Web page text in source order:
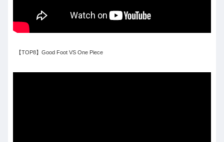
【TOP8】Good Foot VS One Piece